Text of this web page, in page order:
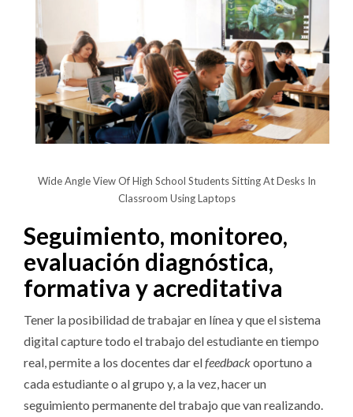
Wide Angle View Of High School Students Sitting At Desks In
Classroom Using Laptops
Seguimiento, monitoreo,
evaluación diagnóstica,
formativa y acreditativa
Tener la posibilidad de trabajar en línea y que el sistema
digital capture todo el trabajo del estudiante en tiempo
real, permite a los docentes dar elfeedbackoportuno a
cada estudiante o al grupo y, a la vez, hacer un
seguimiento permanente del trabajo que van realizando.